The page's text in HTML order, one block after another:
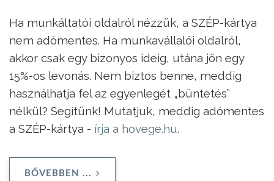
Ha munkáltatói oldalról nézzük, a SZÉP-kártya
nem adómentes. Ha munkavállalói oldalról,
akkor csak egy bizonyos ideig, utána jön egy
15%-os levonás. Nem biztos benne, meddig
használhatja fel az egyenlegét „büntetés”
nélkül? Segítünk! Mutatjuk, meddig adómentes
a SZÉP-kártya - írja a hovege.hu.
BŐVEBBEN ...